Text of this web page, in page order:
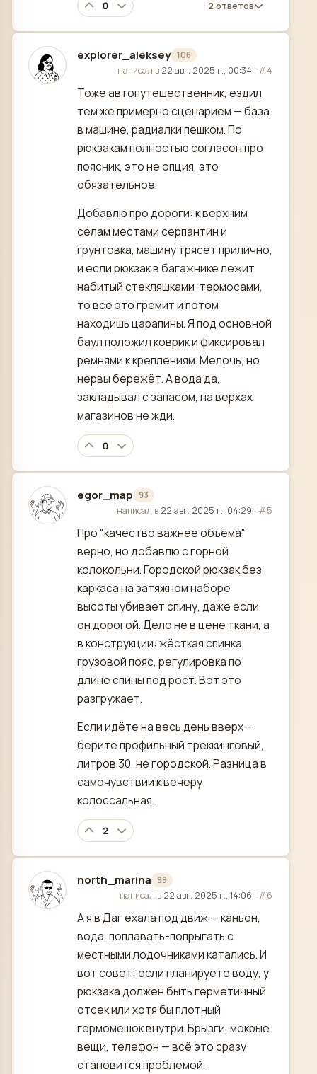
0 2 ответов
explorer_aleksey 106
отредактировано
написал в 22 авг. 2025 г., 00:34 · #4
Тоже автопутешественник, ездил
тем же примерно сценарием — база
в машине, радиалки пешком. По
рюкзакам полностью согласен про
поясник, это не опция, это
обязательное.
Добавлю про дороги: к верхним
сёлам местами серпантин и
грунтовка, машину трясёт прилично,
и если рюкзак в багажнике лежит
набитый стекляшками-термосами,
то всё это гремит и потом
находишь царапины. Я под основной
баул положил коврик и фиксировал
ремнями к креплениям. Мелочь, но
нервы бережёт. А вода да,
закладывал с запасом, на верхах
магазинов не жди.
0
egor_map 93
отредактировано
написал в 22 авг. 2025 г., 04:29 · #5
Про "качество важнее объёма"
верно, но добавлю с горной
колокольни. Городской рюкзак без
каркаса на затяжном наборе
высоты убивает спину, даже если
он дорогой. Дело не в цене ткани, а
в конструкции: жёсткая спинка,
грузовой пояс, регулировка по
длине спины под рост. Вот это
разгружает.
Если идёте на весь день вверх —
берите профильный треккинговый,
литров 30, не городской. Разница в
самочувствии к вечеру
колоссальная.
2
north_marina 99
отредактировано
написал в 22 авг. 2025 г., 14:06 · #6
А я в Даг ехала под движ — каньон,
вода, поплавать-попрыгать с
местными лодочниками катались. И
вот совет: если планируете воду, у
рюкзака должен быть герметичный
отсек или хотя бы плотный
гермомешок внутри. Брызги, мокрые
вещи, телефон — всё это сразу
становится проблемой.